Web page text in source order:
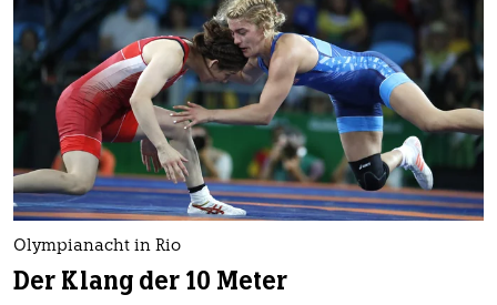
Olympianacht in Rio
Der Klang der 10 Meter